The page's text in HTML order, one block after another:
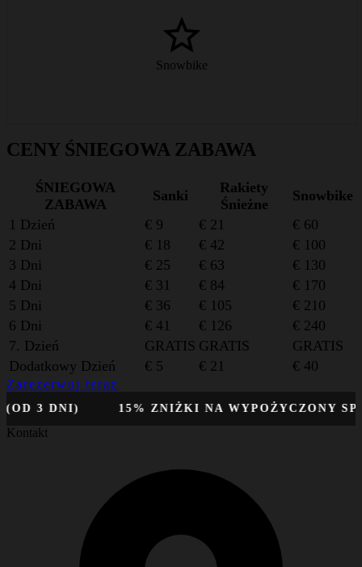
Snowbike
Zimowy sport inaczej – snowbike chroni stawy i kolana i dostarcza
od € 60/dzień
CENY ŚNIEGOWA ZABAWA
ŚNIEGOWA
ZABAWA
Sanki
Rakiety
Śnieżne
Snowbike
1 Dzień
€ 9 € 21
€ 60
2 Dni
€ 18 € 42
€ 100
3 Dni
€ 25 € 63
€ 130
4 Dni
€ 31 € 84
€ 170
5 Dni
€ 36 € 105
€ 210
6 Dni
€ 41 € 126
€ 240
7. Dzień
GRATIS GRATIS
GRATIS
Dodatkowy Dzień
€ 5 € 21 € 40
Zarezerwuj teraz
DNI) 15% ZNIŻKI NA WYPOŻYCZONY SPRZĘT
Kontakt